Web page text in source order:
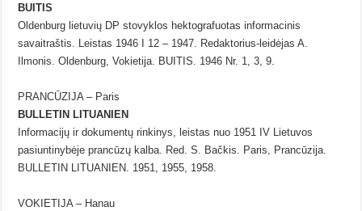
BUITIS
Oldenburg lietuvių DP stovyklos hektografuotas informacinis
savaitraštis. Leistas 1946 I 12 – 1947. Redaktorius-leidėjas A.
Ilmonis. Oldenburg, Vokietija. BUITIS. 1946 Nr. 1, 3, 9.
PRANCŪZIJA – Paris
BULLETIN LITUANIEN
Informacijų ir dokumentų rinkinys, leistas nuo 1951 IV Lietuvos
pasiuntinybėje prancūzų kalba. Red. S. Bačkis. Paris, Prancūzija.
BULLETIN LITUANIEN. 1951, 1955, 1958.
VOKIETIJA – Hanau